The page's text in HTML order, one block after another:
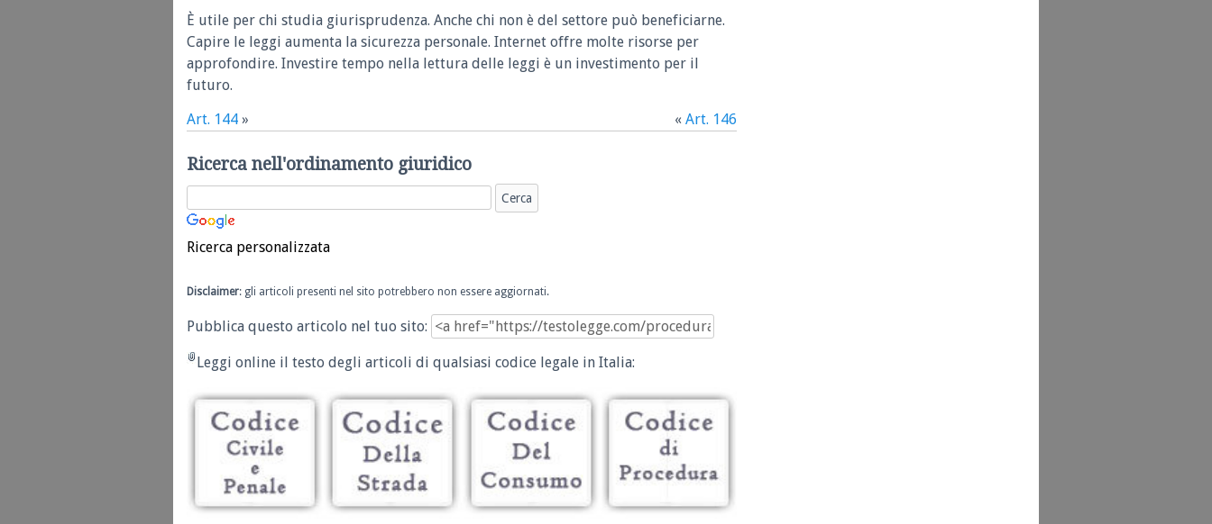
È utile per chi studia giurisprudenza. Anche chi non è del settore può beneficiarne.
Capire le leggi aumenta la sicurezza personale. Internet offre molte risorse per
approfondire. Investire tempo nella lettura delle leggi è un investimento per il
futuro.
Art. 144 » « Art. 146
Ricerca nell'ordinamento giuridico
Ricerca personalizzata
Disclaimer: gli articoli presenti nel sito potrebbero non essere aggiornati.
Pubblica questo articolo nel tuo sito:
Leggi online il testo degli articoli di qualsiasi codice legale in Italia: